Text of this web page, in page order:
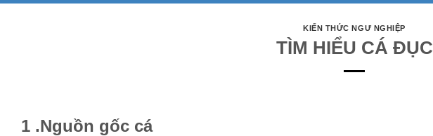
KIẾN THỨC NGƯ NGHIỆP
TÌM HIỂU CÁ ĐỤC
1 .Nguồn gốc cá